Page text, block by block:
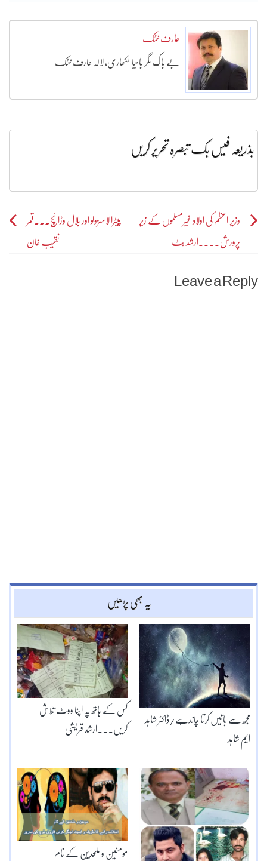
عارف خٹک
بے باک مگر باحیا لکھاری، لالہ عارف خٹک
بذریعہ فیس بک تبصرہ تحریر کریں
Post
navigation
وزیر اعظم کی اولاد غیرمسلموں کے زیر
پرورش۔۔۔۔ارشد بٹ
پیٹرا لاسزولو اور بلال وڑائچ۔۔۔قمر
نقیب خان
Leave a Reply
یہ بھی پڑھیں
کس کے ہاتھ پہ اپنا ووٹ تلاش
کریں۔۔۔ارشد قریشی
مجھ سے باتیں کرتا چاندہے/ڈاکٹر شاہد
ایم شاہد
مومنین و ملحدین کے نام